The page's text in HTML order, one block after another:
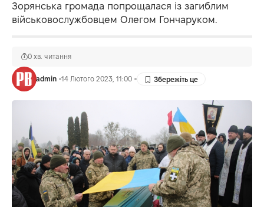
Зорянська громада попрощалася із загиблим
військовослужбовцем Олегом Гончаруком.
admin 14 Лютого 2023, 11:00
0 хв. читання